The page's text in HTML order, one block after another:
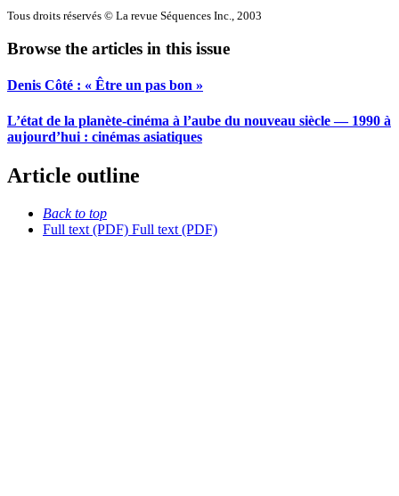
Tous droits réservés © La revue Séquences Inc., 2003
Browse the articles in this issue
Denis Côté : « Être un pas bon »
L’état de la planète-cinéma à l’aube du nouveau siècle — 1990 à
aujourd’hui : cinémas asiatiques
Article outline
Back to top
Full text (PDF) Full text (PDF)